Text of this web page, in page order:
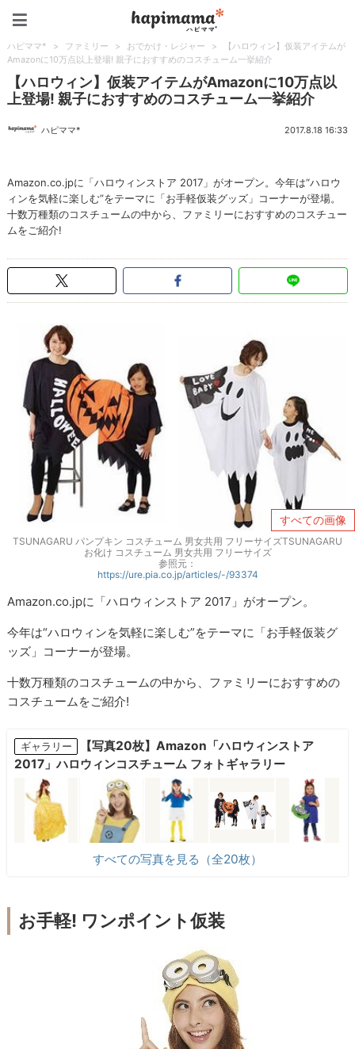
ハピママ* > ファミリー > おでかけ・レジャー >
【ハロウィン】仮装アイテムが
Amazonに10万点以上登場! 親子におすすめのコスチューム一挙紹介
【ハロウィン】仮装アイテムがAmazonに10万点以
上登場! 親子におすすめのコスチューム一挙紹介
ハピママ* 2017.8.18 16:33
Amazon.co.jpに「ハロウィンストア 2017」がオープン。今年は“ハロウ
ィンを気軽に楽しむ”をテーマに「お手軽仮装グッズ」コーナーが登場。
十数万種類のコスチュームの中から、ファミリーにおすすめのコスチュー
ムをご紹介!
すべての画像
TSUNAGARU パンプキン コスチューム 男女共用 フリーサイズTSUNAGARU
お化け コスチューム 男女共用 フリーサイズ
参照元：
https://ure.pia.co.jp/articles/-/93374
Amazon.co.jpに「ハロウィンストア 2017」がオープン。
今年は“ハロウィンを気軽に楽しむ”をテーマに「お手軽仮装グ
ッズ」コーナーが登場。
十数万種類のコスチュームの中から、ファミリーにおすすめの
コスチュームをご紹介!
ギャラリー
【写真20枚】Amazon「ハロウィンストア
2017」ハロウィンコスチューム フォトギャラリー
すべての写真を見る（全20枚）
お手軽! ワンポイント仮装